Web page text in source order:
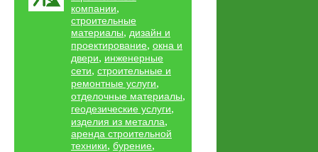
компании,
строительные
материалы, дизайн и
проектирование, окна и
двери, инженерные
сети, строительные и
ремонтные услуги,
отделочные материалы,
геодезические услуги,
изделия из металла,
аренда строительной
техники, бурение,